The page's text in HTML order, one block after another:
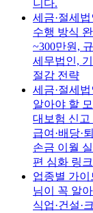
니다.
세금·절세
수행 방식
~300만원,
세무법인,
절감 전략
세금·절세
알아야 할
대보험 신고
급여·배당·
손금 이월
편 심화 링
업종별 가이
님이 꼭 알
식업·건설·